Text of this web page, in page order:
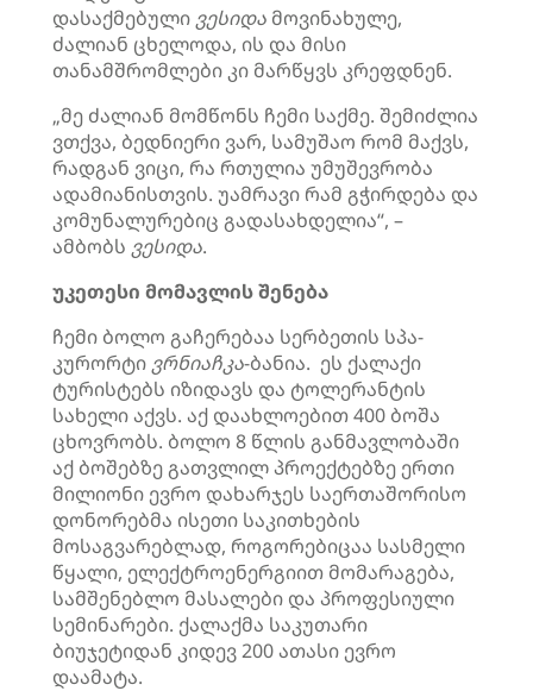
დასაქმებული ვესიდა მოვინახულე,
ძალიან ცხელოდა, ის და მისი
თანამშრომლები კი მარწყვს კრეფდნენ.
„მე ძალიან მომწონს ჩემი საქმე. შემიძლია
ვთქვა, ბედნიერი ვარ, სამუშაო რომ მაქვს,
რადგან ვიცი, რა რთულია უმუშევრობა
ადამიანისთვის. უამრავი რამ გჭირდება და
კომუნალურებიც გადასახდელია“, –
ამბობს ვესიდა.
უკეთესი მომავლის შენება
ჩემი ბოლო გაჩერებაა სერბეთის სპა-
კურორტი ვრნიაჩკა-ბანია. ეს ქალაქი
ტურისტებს იზიდავს და ტოლერანტის
სახელი აქვს. აქ დაახლოებით 400 ბოშა
ცხოვრობს. ბოლო 8 წლის განმავლობაში
აქ ბოშებზე გათვლილ პროექტებზე ერთი
მილიონი ევრო დახარჯეს საერთაშორისო
დონორებმა ისეთი საკითხების
მოსაგვარებლად, როგორებიცაა სასმელი
წყალი, ელექტროენერგიით მომარაგება,
სამშენებლო მასალები და პროფესიული
სემინარები. ქალაქმა საკუთარი
ბიუჯეტიდან კიდევ 200 ათასი ევრო
დაამატა.